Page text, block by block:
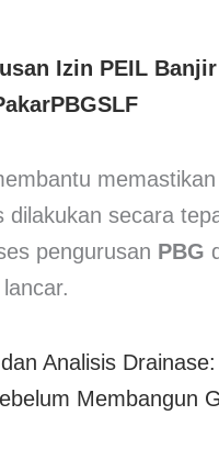
Izin PEIL Banjir
dilakukan secara
pengurusan PBG